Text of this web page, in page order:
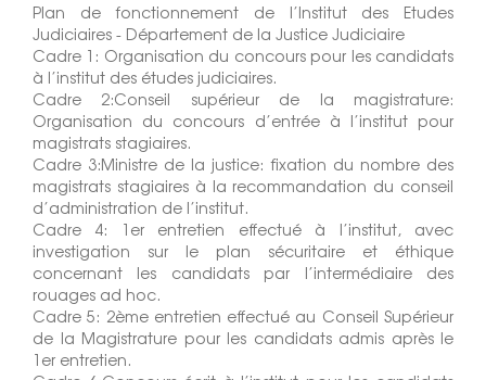
Plan de fonctionnement de l’Institut des Etudes
Judiciaires - Département de la Justice Judiciaire
Cadre 1: Organisation du concours pour les candidats
à l’institut des études judiciaires.
Cadre 2:Conseil supérieur de la magistrature:
Organisation du concours d’entrée à l’institut pour
magistrats stagiaires.
Cadre 3:Ministre de la justice: fixation du nombre des
magistrats stagiaires à la recommandation du conseil
d’administration de l’institut.
Cadre 4: 1er entretien effectué à l’institut, avec
investigation sur le plan sécuritaire et éthique
concernant les candidats par l’intermédiaire des
rouages ad hoc.
Cadre 5: 2ème entretien effectué au Conseil Supérieur
de la Magistrature pour les candidats admis après le
1er entretien.